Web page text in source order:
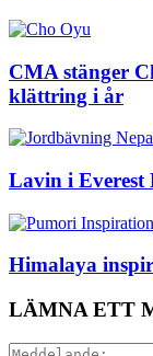
CMA stänger
klättring i år
Lavin i Everest
Himalaya
LÄMNA ETT